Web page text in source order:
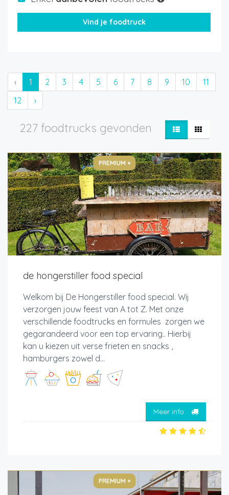
‹ 1 2 3 4 5 6 7 8 9 10
11
12
›
227 foodtrucks gevonden
PREMIUM +
de hongerstiller food special
Welkom bij De Hongerstiller food special. Wij
verzorgen jouw feest van A tot Z. Met onze
verschillende foodtrucks en formules zorgen we
gegarandeerd voor een top ervaring.. Hierbij
kan u kiezen uit verse frieten en snacks ,
hamburgers zowel d...
Meer info
PREMIUM +